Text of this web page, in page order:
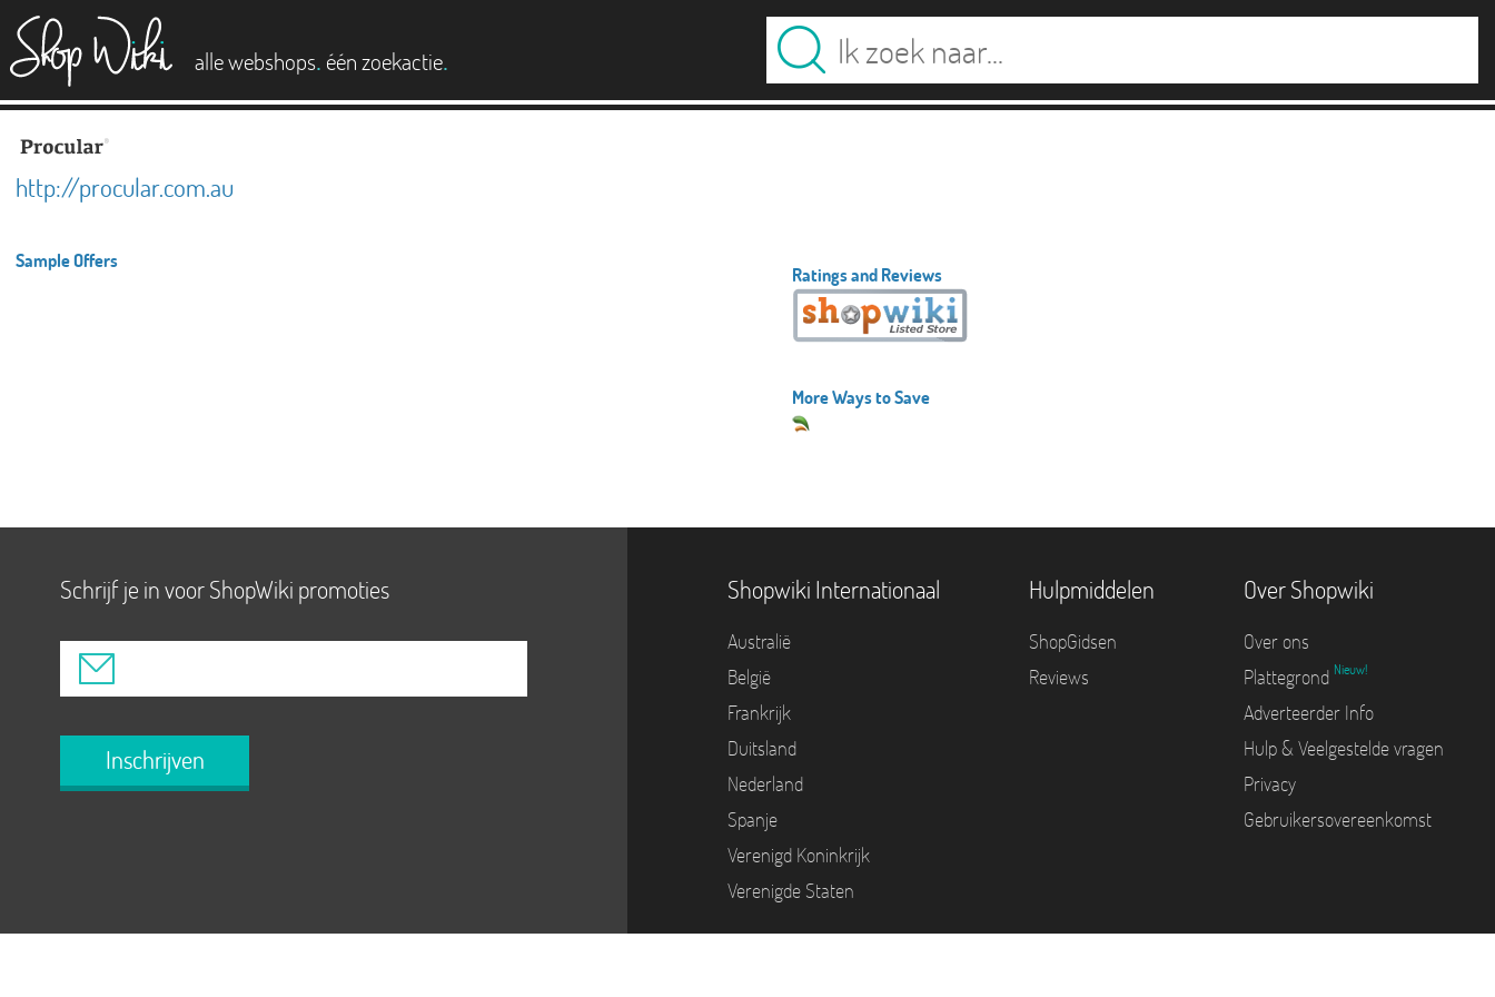
alle webshops. één zoekactie.
http://procular.com.au
Sample Offers
Ratings and Reviews
More Ways to Save
Schrijf je in voor ShopWiki promoties
Inschrijven
Shopwiki Internationaal
Australië
België
Frankrijk
Duitsland
Nederland
Spanje
Verenigd Koninkrijk
Verenigde Staten
Hulpmiddelen
ShopGidsen
Reviews
Over Shopwiki
Over ons
Plattegrond Nieuw!
Adverteerder Info
Hulp & Veelgestelde vragen
Privacy
Gebruikersovereenkomst